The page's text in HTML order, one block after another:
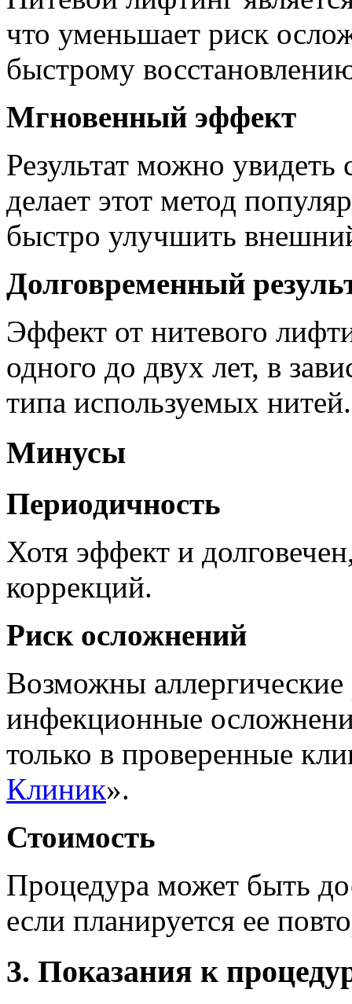
что уменьшает риск
быстрому
Мгновенный эффект
Результат можно
делает этот метод
быстро улучшить
Долговременный
Эффект от нитевого
одного до двух лет, в
типа используемых нитей.
Минусы
Периодичность
Хотя эффект и
коррекций.
Риск осложнений
Возможны
инфекционные
только в проверенные
Клиник».
Стоимость
Процедура может быть
если планируется ее
3. Показания к